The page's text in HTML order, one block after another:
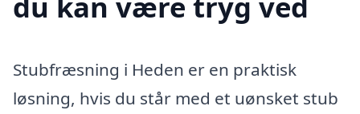
Stubfræsning i Heden er en praktisk
løsning, hvis du står med et uønsket stub